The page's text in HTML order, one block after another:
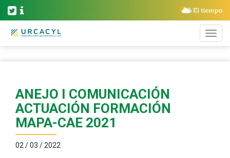
ANEJO I COMUNICACIÓN
ACTUACIÓN FORMACIÓN
MAPA-CAE 2021
02 / 03 / 2022